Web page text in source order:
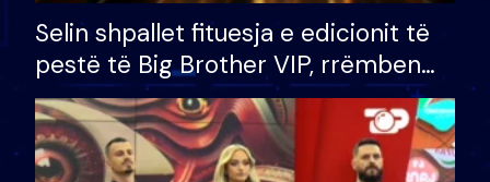
Selin shpallet fituesja e edicionit të
pestë të Big Brother VIP, rrëmben
çmimin e madh prej 100 mijë eurosh